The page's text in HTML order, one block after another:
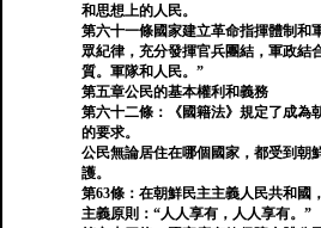
和思想上的人民。
第六十一條國家建立革命指揮體制和
眾紀律，充分發揮官兵團結，軍政結
質。軍隊和人民。”
第五章公民的基本權利和義務
第六十二條：《國籍法》規定了成為
的要求。
公民無論居住在哪個國家，都受到朝
護。
第63條：在朝鮮民主主義人民共和國
主義原則：“人人享有，人人享有。”